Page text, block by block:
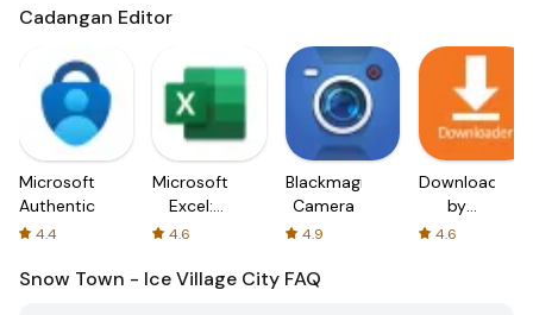
Cadangan Editor
Microsoft
Authenticator
4.4
Microsoft
Excel:
Spreadsheets
4.6
Blackmagic
Camera
4.9
Downloader
by
AFTVnews
4.6
Snow Town - Ice Village City FAQ